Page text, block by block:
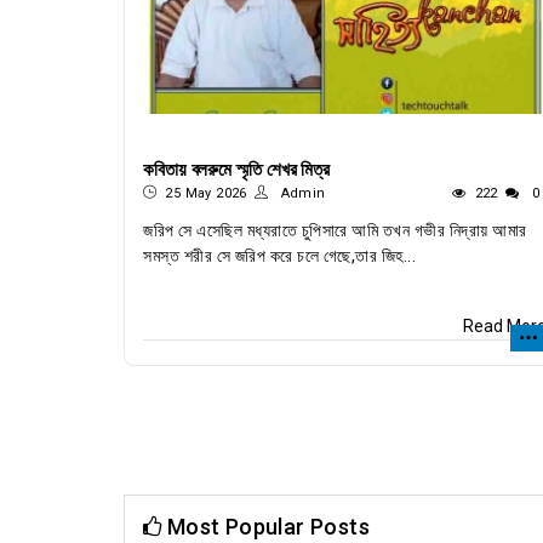
কবিতায় বলরুমে স্মৃতি শেখর মিত্র
25 May 2026 Admin 222 0
জরিপ সে এসেছিল মধ্যরাতে চুপিসারে আমি তখন গভীর নিদ্রায় আমার
সমস্ত শরীর সে জরিপ করে চলে গেছে,তার জিহ...
Read
Most Popular Posts